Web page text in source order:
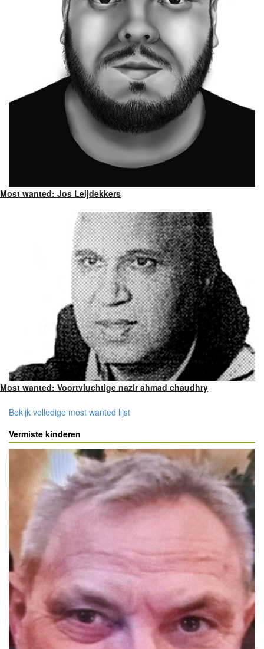
Most wanted: Jos Leijdekkers
Most wanted: Voortvluchtige nazir ahmad chaudhry
Bekijk volledige most wanted lijst
Vermiste kinderen